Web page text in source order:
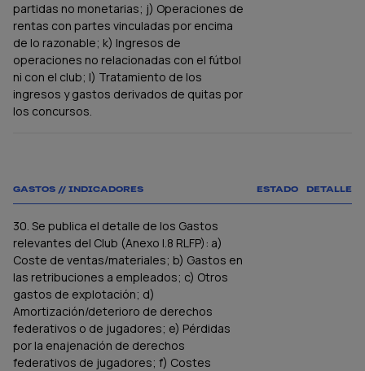
partidas no monetarias; j) Operaciones de
rentas con partes vinculadas por encima
de lo razonable; k) Ingresos de
operaciones no relacionadas con el fútbol
ni con el club; l) Tratamiento de los
ingresos y gastos derivados de quitas por
los concursos.
GASTOS // INDICADORES ESTADO DETALLE
30. Se publica el detalle de los Gastos
relevantes del Club (Anexo I.8 RLFP): a)
Coste de ventas/materiales; b) Gastos en
las retribuciones a empleados; c) Otros
gastos de explotación; d)
Amortización/deterioro de derechos
federativos o de jugadores; e) Pérdidas
por la enajenación de derechos
federativos de jugadores; f) Costes